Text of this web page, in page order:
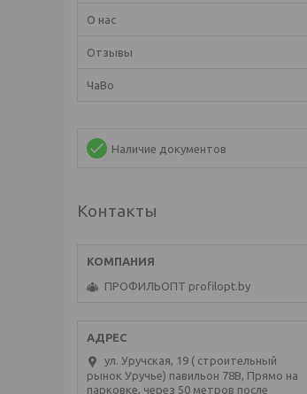
О нас
Отзывы
ЧаВо
Наличие документов
Контакты
ПРОФИЛЬОПТ profilopt.by
ул. Уручская, 19 ( строительный
рынок Уручье) павильон 78В, Прямо на
парковке, через 50 метров после